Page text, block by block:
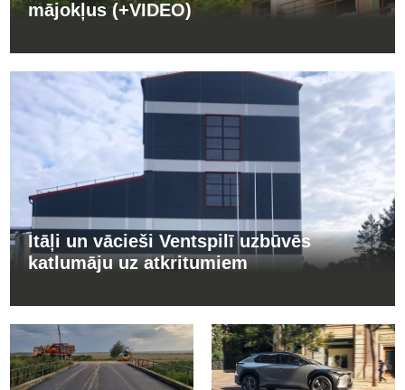
mājokļus (+VIDEO)
Itāļi un vācieši Ventspilī uzbūvēs
katlumāju uz atkritumiem